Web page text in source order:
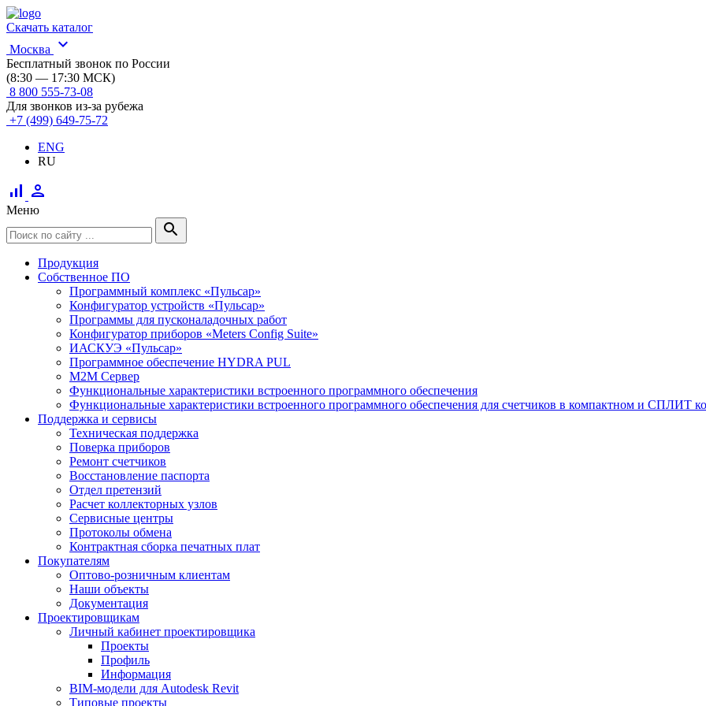
Скачать каталог
Москва
expand_more
Бесплатный звонок по России
(8:30 — 17:30 МСК)
8 800 555-73-08
Для звонков из-за рубежа
+7 (499) 649-75-72
ENG
RU
signal_cellular_alt person
Меню
search
Продукция
Собственное ПО
Программный комплекс «Пульсар»
Конфигуратор устройств «Пульсар»
Программы для пусконаладочных работ
Конфигуратор приборов «Meters Config Suite»
ИАСКУЭ «Пульсар»
Программное обеспечение HYDRA PUL
M2M Сервер
Функциональные характеристики встроенного программного обеспечения
Функциональные характеристики встроенного программного обеспечения для счетчиков в компактном и СПЛИТ
Поддержка и сервисы
Техническая поддержка
Поверка приборов
Ремонт счетчиков
Восстановление паспорта
Отдел претензий
Расчет коллекторных узлов
Сервисные центры
Протоколы обмена
Контрактная сборка печатных плат
Покупателям
Оптово-розничным клиентам
Наши объекты
Документация
Проектировщикам
Личный кабинет проектировщика
Проекты
Профиль
Информация
BIM-модели для Autodesk Revit
Типовые проекты